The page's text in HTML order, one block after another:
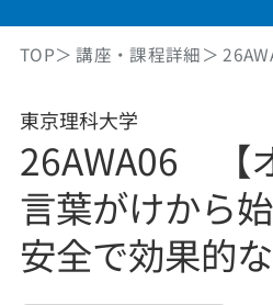
TOP 講座・課程詳細
東京理科大学
26AWA06 【
言葉がけから
安全で効果的